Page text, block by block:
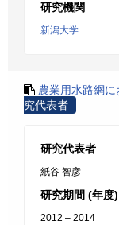
研究機関
新潟大学
農業用水路網
究代表者
研究代表者
紙谷 智彦
研究期間 (年度)
2012 – 2014